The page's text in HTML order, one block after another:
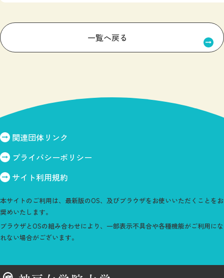
一覧へ戻る
関連団体リンク
プライバシーポリシー
サイト利用規約
本サイトのご利用は、最新版のOS、及びブラウザをお使いいただくことをお
奨めいたします。
ブラウザとOSの組み合わせにより、一部表示不具合や各種機能がご利用にな
れない場合がございます。